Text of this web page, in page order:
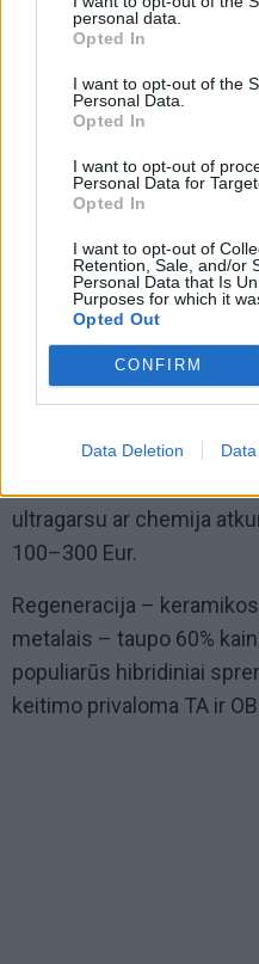
personal data.
Opted In
I want to opt-out of the
Personal Data.
Opted In
I want to opt-out of
Personal Data for
Opted In
I want to opt-out of
Retention, Sale, and/or
Personal Data that Is
Purposes for which it
Opted Out
CONFIRM
Data Deletion
Keitimas ir
naudingiau?
Keičiant rinkitės OEM
katalizės („katinėliai“)
ultragarsu ar chemija
100–300 Eur.
Regeneracija –
metalais – taupo 60%
populiarūs hibridiniai
keitimo privaloma TA ir